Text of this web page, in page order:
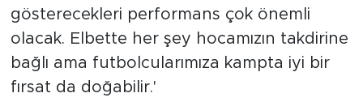
gösterecekleri performans çok önemli
olacak. Elbette her şey hocamızın takdirine
bağlı ama futbolcularımıza kampta iyi bir
fırsat da doğabilir.'